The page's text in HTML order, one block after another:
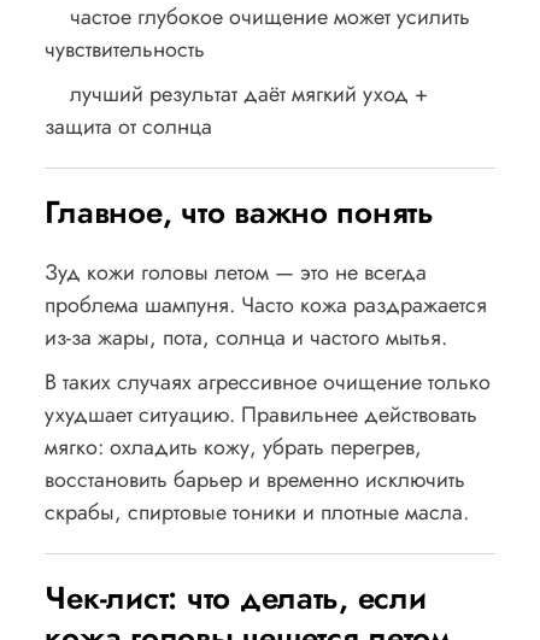
частое глубокое очищение может усилить
чувствительность
лучший результат даёт мягкий уход +
защита от солнца
Главное, что важно понять
Зуд кожи головы летом — это не всегда
проблема шампуня. Часто кожа раздражается
из-за жары, пота, солнца и частого мытья.
В таких случаях агрессивное очищение только
ухудшает ситуацию. Правильнее действовать
мягко: охладить кожу, убрать перегрев,
восстановить барьер и временно исключить
скрабы, спиртовые тоники и плотные масла.
Чек-лист: что делать, если